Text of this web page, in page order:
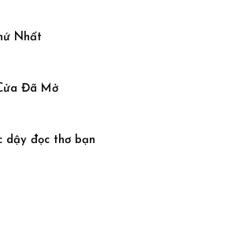
Nhất
Đã Mở
dậy đọc thơ bạn